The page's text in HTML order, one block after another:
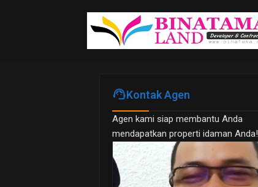
support_agentKontak Agen
Agen kami siap membantu Anda
mendapatkan properti idaman Anda!